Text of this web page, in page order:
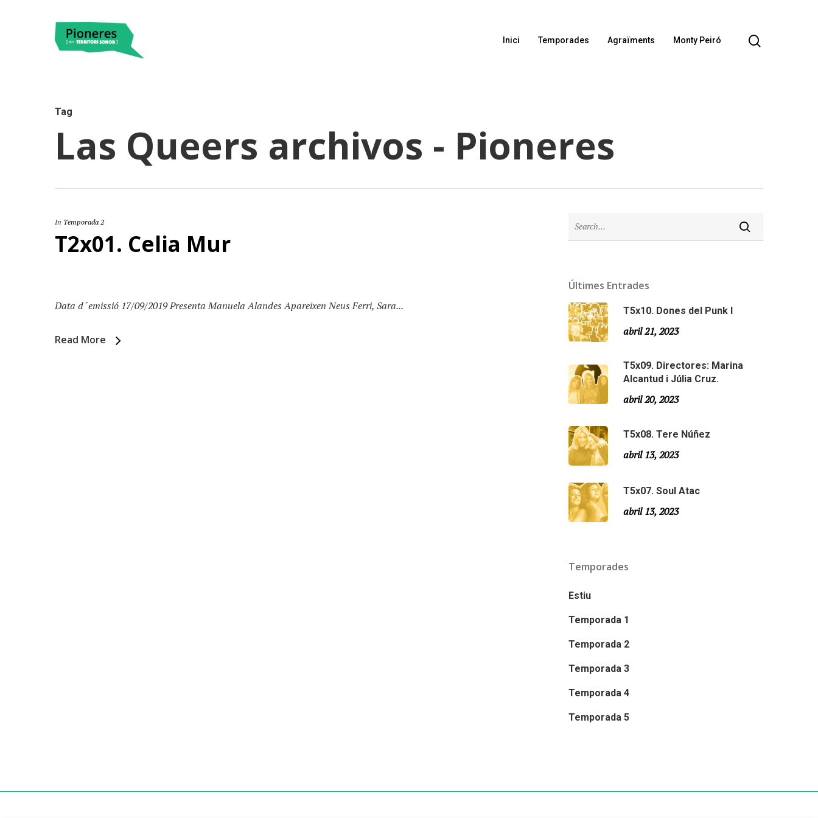
Inici Temporades Agraïments Monty Peiró
Tag
Las Queers archivos - Pioneres
In Temporada 2
T2x01. Celia Mur
Data d´emissió 17/09/2019 Presenta Manuela Alandes Apareixen Neus Ferri, Sara...
Read More
Últimes Entrades
T5x10. Dones del Punk I
abril 21, 2023
T5x09. Directores: Marina
Alcantud i Júlia Cruz.
abril 20, 2023
T5x08. Tere Núñez
abril 13, 2023
T5x07. Soul Atac
abril 13, 2023
Temporades
Estiu
Temporada 1
Temporada 2
Temporada 3
Temporada 4
Temporada 5
Email:slsmonty@gmail.com